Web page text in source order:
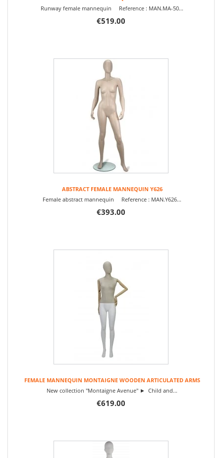
Runway female mannequin Reference : MAN.MA-50...
€519.00
ABSTRACT FEMALE MANNEQUIN Y626
Female abstract mannequin Reference : MAN.Y626...
€393.00
FEMALE MANNEQUIN MONTAIGNE WOODEN ARTICULATED ARMS
New collection "Montaigne Avenue" ► Child and...
€619.00